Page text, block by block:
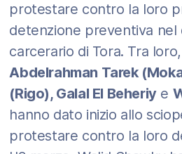
protestare contro la loro
detenzione preventiva nel
carcerario di Tora. Tra
Abdelrahman Tarek
(Rigo), Galal El Beheriye
hanno dato inizio allo
protestare contro la loro